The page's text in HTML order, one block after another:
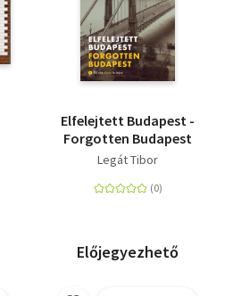
Elfelejtett Budapest -
Forgotten Budapest
Legát Tibor
Előjegyezhető